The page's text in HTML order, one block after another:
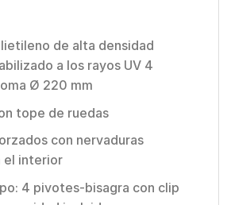
de alta densidad
a los rayos UV 4
Ø 220 mm
tope de ruedas
con nervaduras
el interior
4 pivotes-bisagra con clip